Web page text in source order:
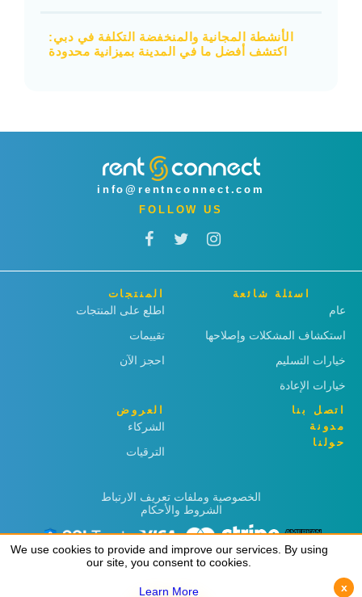
الأنشطة المجانية والمنخفضة التكلفة في دبي:
اكتشف أفضل ما في المدينة بميزانية محدودة
info@rentnconnect.com
FOLLOW US
المنتجات
اطلع على المنتجات
تقييمات
احجز الآن
اسئلة شائعة
عام
استكشاف المشكلات وإصلاحها
خيارات التسليم
خيارات الإعادة
العروض
الشركاء
الترقيات
اتصل بنا
مدونة
حولنا
الخصوصية وملفات تعريف الارتباط
الشروط والأحكام
We use cookies to provide and improve our services. By using
our site, you consent to cookies.
Learn More x
We use cookies to provide and improve our services. By using
our site, you consent to cookies.
Learn More x